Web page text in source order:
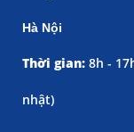
Hà Nội
Thời gian: 8h -
nhật)